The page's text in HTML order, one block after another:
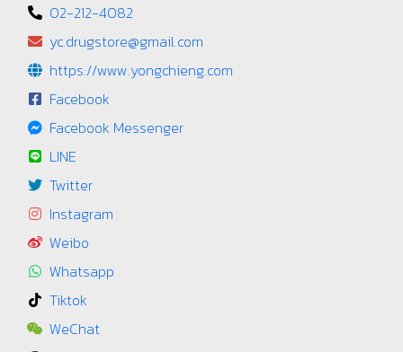
02-212-4082
yc.drugstore@gmail.com
https://www.yongchieng.com
Facebook
Facebook Messenger
LINE
Twitter
Instagram
Weibo
Whatsapp
Tiktok
WeChat